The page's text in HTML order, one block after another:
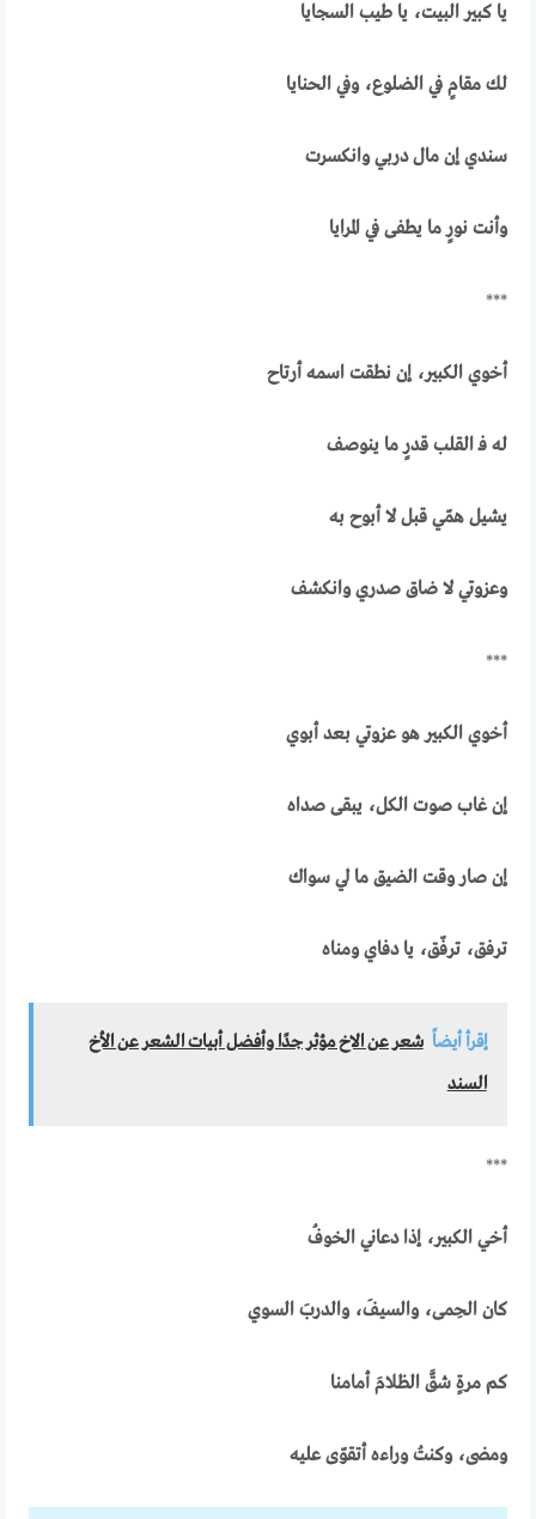
يا كبير البيت، يا طيب السجايا
لك مقامٍ في الضلوع، وفي الحنايا
سندي إن مال دربي وانكسرت
وأنت نورٍ ما يطفى في المرايا
***
أخوي الكبير، إن نطقت اسمه أرتاح
له فـ القلب قدرٍ ما ينوصف
يشيل همّي قبل لا أبوح به
وعزوتي لا ضاق صدري وانكشف
***
أخوي الكبير هو عزوتي بعد أبوي
إن غاب صوت الكل، يبقى صداه
إن صار وقت الضيق ما لي سواك
ترفق، ترفّق، يا دفاي ومناه
إقرأ أيضاً شعر عن الاخ مؤثر جدًا وأفضل أبيات الشعر عن الأخ
السند
***
أخي الكبير، إذا دعاني الخوفُ
كان الحِمى، والسيفَ، والدربَ السوي
كم مرةٍ شقَّ الظلامَ أمامنا
ومضى، وكنتُ وراءه أتقوّى عليه